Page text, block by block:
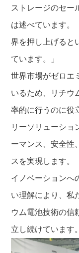
ストレージのセー
は述べています。
界を押し上げると
ています。」
世界市場がゼロエ
いるため、リチウ
率的に行うのに役
リーソリューショ
ーマンス、安全性
スを実現します。
イノベーションへ
い理解により、私
ウム電池技術の信
立し続けています。